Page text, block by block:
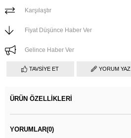
Karşılaştır
Fiyat Düşünce Haber Ver
Gelince Haber Ver
TAVSIYE ET YORUM YAZ
ÜRÜN ÖZELLIKLERI
YORUMLAR(0)